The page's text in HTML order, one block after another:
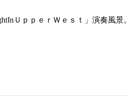
ＵｐｐｅｒＷｅｓｔ」演奏風景。